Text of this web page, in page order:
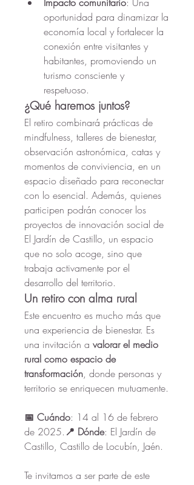
oportunidad para dinamizar la
economía local y fortalecer la
conexión entre visitantes y
habitantes, promoviendo un
turismo consciente y
respetuoso.
¿Qué haremos juntos?
El retiro combinará prácticas de
mindfulness, talleres de bienestar,
observación astronómica, catas y
momentos de conviviencia, en un
espacio diseñado para reconectar
con lo esencial. Además, quienes
participen podrán conocer los
proyectos de innovación social de
El Jardín de Castillo, un espacio
que no solo acoge, sino que
trabaja activamente por el
desarrollo del territorio.
Un retiro con alma rural
Este encuentro es mucho más que
una experiencia de bienestar. Es
una invitación a valorar el medio
rural como espacio de
transformación, donde personas y
territorio se enriquecen mutuamente.
📅 Cuándo: 14 al 16 de febrero
de 2025. 📍 Dónde: El Jardín de
Castillo, Castillo de Locubín, Jaén.
Te invitamos a ser parte de este